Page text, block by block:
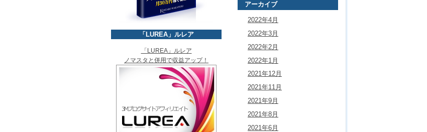
「LUREA」ルレア
「LUREA」ルレア
ノマスタと併用で収益アップ！
アーカイブ
2022年4月
2022年3月
2022年2月
2022年1月
2021年12月
2021年11月
2021年9月
2021年8月
2021年6月